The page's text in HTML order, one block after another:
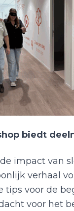
biedt
impact van
verhaal
tips voor de
voor het